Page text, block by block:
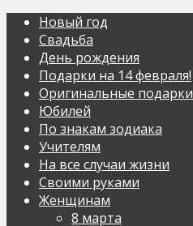
Новый год
Свадьба
День рождения
Подарки на 14 февраля!
Оригинальные подарки
Юбилей
По знакам зодиака
Учителям
На все случаи жизни
Своими руками
Женщинам
8 марта